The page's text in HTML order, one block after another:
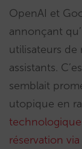
OpenAI et
annonçant
utilisateurs de
assistants.
semblait
utopique en
réservation